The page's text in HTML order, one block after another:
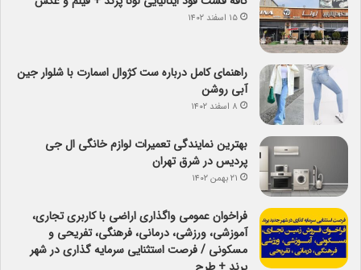
۱۵ اسفند ۱۴۰۲
راهنمای کامل درباره ست کژوال اسمارت با شلوار جین
آبی روشن
۸ اسفند ۱۴۰۲
بهترین نمایندگی تعمیرات لوازم خانگی ال جی
پردیس در شرق تهران
۲۱ بهمن ۱۴۰۲
فراخوان عمومی واگذاری اراضی با کاربری تجاری،
آموزشی، ورزشی، درمانی، فرهنگی، تفریحی و
مسکونی / فرصت استثنایی سرمایه گذاری در شهر